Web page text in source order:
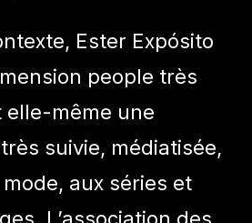
Ester Expósito
people très
elle-même une
suivie, médiatisée,
aux séries et
L’association des